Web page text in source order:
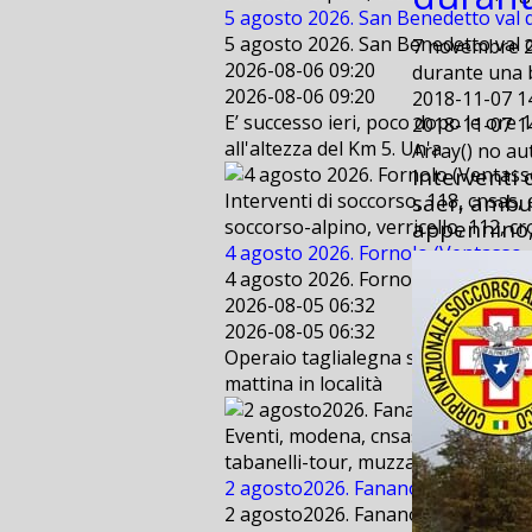
5 agosto 2026. San Benedetto val
5 agosto 2026. San Benedetto val
2026-08-06 09:20
2026-08-06 09:20
E’ successo ieri, poco dopo le
all'altezza del Km 5. Un'a
Interventi di soccorso, 118,
soccorso-alpino, verricello, 112,
4 agosto 2026. Fornolo (Ventasso
4 agosto 2026. Fornolo (Ventasso
2026-08-05 06:32
2026-08-05 06:32
Operaio taglialegna scivola per
mattina in località
Eventi, modena, cnsas, bologna,
tabanelli-tour, muzzarelli,
2 agosto2026. Fanano (MO) .
2 agosto2026. Fanano (MO) .
7 novembre
durante una
2018-11-07
2018-11-07
Array() no
Interventi
saer,